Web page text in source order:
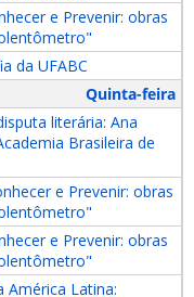
e Prevenir: obras
da UFABC
Quinta-feira
literária: Ana
Brasileira de
e Prevenir: obras
e Prevenir: obras
América Latina: